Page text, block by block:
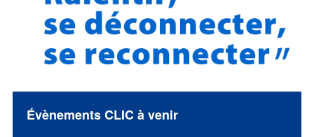
Évènements CLIC à venir